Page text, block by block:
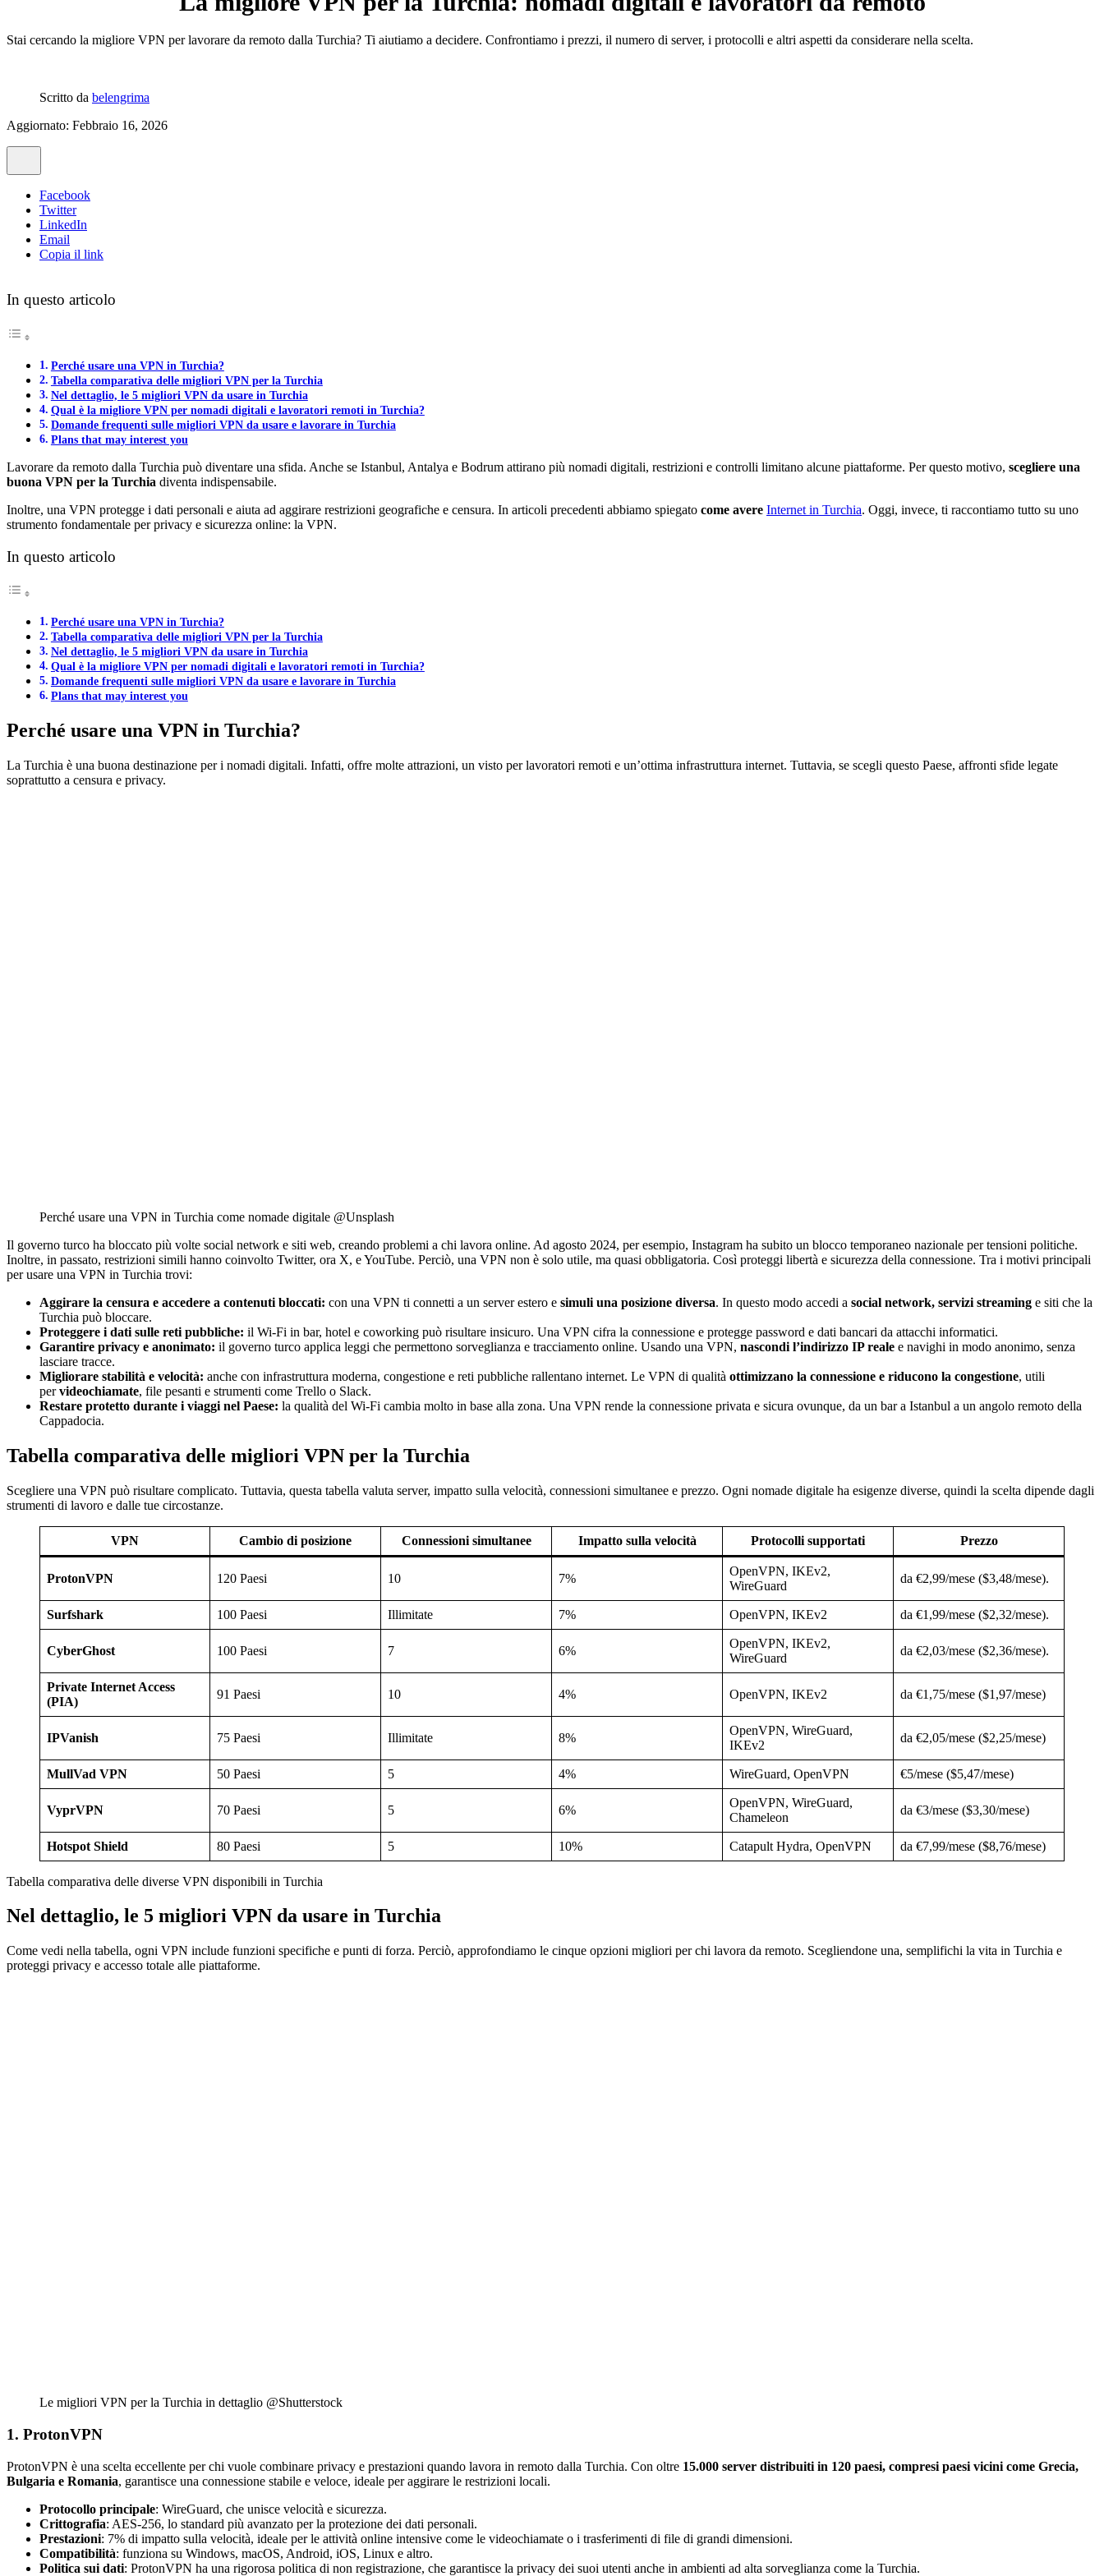
Stai cercando la migliore VPN per lavorare da remoto dalla Turchia? Ti aiutiamo a decidere. Confrontiamo i prezzi, il numero di server, i protocolli e altri aspetti da considerare nella scelta.
Scritto da belengrima
Aggiornato: Febbraio 16, 2026
Facebook
Twitter
LinkedIn
Email
Copia il link
In questo articolo
Perché usare una VPN in Turchia?
Tabella comparativa delle migliori VPN per la Turchia
Nel dettaglio, le 5 migliori VPN da usare in Turchia
Qual è la migliore VPN per nomadi digitali e lavoratori remoti in Turchia?
Domande frequenti sulle migliori VPN da usare e lavorare in Turchia
Plans that may interest you
Lavorare da remoto dalla Turchia può diventare una sfida. Anche se Istanbul, Antalya e Bodrum attirano più nomadi digitali, restrizioni e controlli limitano alcune piattaforme. Per questo motivo, scegliere una
buona VPN per la Turchia diventa indispensabile.
Inoltre, una VPN protegge i dati personali e aiuta ad aggirare restrizioni geografiche e censura. In articoli precedenti abbiamo spiegato come avere Internet in Turchia. Oggi, invece, ti raccontiamo tutto su uno
strumento fondamentale per privacy e sicurezza online: la VPN.
In questo articolo
Perché usare una VPN in Turchia?
Tabella comparativa delle migliori VPN per la Turchia
Nel dettaglio, le 5 migliori VPN da usare in Turchia
Qual è la migliore VPN per nomadi digitali e lavoratori remoti in Turchia?
Domande frequenti sulle migliori VPN da usare e lavorare in Turchia
Plans that may interest you
Perché usare una VPN in Turchia?
La Turchia è una buona destinazione per i nomadi digitali. Infatti, offre molte attrazioni, un visto per lavoratori remoti e un’ottima infrastruttura internet. Tuttavia, se scegli questo Paese, affronti sfide legate
soprattutto a censura e privacy.
Perché usare una VPN in Turchia come nomade digitale @Unsplash
Il governo turco ha bloccato più volte social network e siti web, creando problemi a chi lavora online. Ad agosto 2024, per esempio, Instagram ha subito un blocco temporaneo nazionale per tensioni politiche.
Inoltre, in passato, restrizioni simili hanno coinvolto Twitter, ora X, e YouTube. Perciò, una VPN non è solo utile, ma quasi obbligatoria. Così proteggi libertà e sicurezza della connessione. Tra i motivi principali
per usare una VPN in Turchia trovi:
Aggirare la censura e accedere a contenuti bloccati: con una VPN ti connetti a un server estero e simuli una posizione diversa. In questo modo accedi a social network, servizi streaming e siti che la
Turchia può bloccare.
Proteggere i dati sulle reti pubbliche: il Wi-Fi in bar, hotel e coworking può risultare insicuro. Una VPN cifra la connessione e protegge password e dati bancari da attacchi informatici.
Garantire privacy e anonimato: il governo turco applica leggi che permettono sorveglianza e tracciamento online. Usando una VPN, nascondi l’indirizzo IP reale e navighi in modo anonimo, senza
lasciare tracce.
Migliorare stabilità e velocità: anche con infrastruttura moderna, congestione e reti pubbliche rallentano internet. Le VPN di qualità ottimizzano la connessione e riducono la congestione, utili
pervideochiamate, file pesanti e strumenti come Trello o Slack.
Restare protetto durante i viaggi nel Paese: la qualità del Wi-Fi cambia molto in base alla zona. Una VPN rende la connessione privata e sicura ovunque, da un bar a Istanbul a un angolo remoto della
Cappadocia.
Tabella comparativa delle migliori VPN per la Turchia
Scegliere una VPN può risultare complicato. Tuttavia, questa tabella valuta server, impatto sulla velocità, connessioni simultanee e prezzo. Ogni nomade digitale ha esigenze diverse, quindi la scelta dipende dagli
strumenti di lavoro e dalle tue circostanze.
VPN Cambio di posizione Connessioni simultanee Impatto sulla velocità Protocolli supportati Prezzo
ProtonVPN 120 Paesi 10 7%
OpenVPN, IKEv2,
WireGuard
da €2,99/mese ($3,48/mese).
Surfshark 100 Paesi Illimitate 7% OpenVPN, IKEv2 da €1,99/mese ($2,32/mese).
CyberGhost 100 Paesi 7 6%
OpenVPN, IKEv2,
WireGuard
da €2,03/mese ($2,36/mese).
Private Internet Access
(PIA)
91 Paesi 10 4% OpenVPN, IKEv2 da €1,75/mese ($1,97/mese)
IPVanish 75 Paesi Illimitate 8%
OpenVPN, WireGuard,
IKEv2
da €2,05/mese ($2,25/mese)
MullVad VPN 50 Paesi 5 4% WireGuard, OpenVPN €5/mese ($5,47/mese)
VyprVPN 70 Paesi 5 6%
OpenVPN, WireGuard,
Chameleon
da €3/mese ($3,30/mese)
Hotspot Shield 80 Paesi 5 10% Catapult Hydra, OpenVPN da €7,99/mese ($8,76/mese)
Tabella comparativa delle diverse VPN disponibili in Turchia
Nel dettaglio, le 5 migliori VPN da usare in Turchia
Come vedi nella tabella, ogni VPN include funzioni specifiche e punti di forza. Perciò, approfondiamo le cinque opzioni migliori per chi lavora da remoto. Scegliendone una, semplifichi la vita in Turchia e
proteggi privacy e accesso totale alle piattaforme.
Le migliori VPN per la Turchia in dettaglio @Shutterstock
1. ProtonVPN
ProtonVPN è una scelta eccellente per chi vuole combinare privacy e prestazioni quando lavora in remoto dalla Turchia. Con oltre 15.000 server distribuiti in 120 paesi, compresi paesi vicini come Grecia,
Bulgaria e Romania, garantisce una connessione stabile e veloce, ideale per aggirare le restrizioni locali.
Protocollo principale: WireGuard, che unisce velocità e sicurezza.
Crittografia: AES-256, lo standard più avanzato per la protezione dei dati personali.
Prestazioni: 7% di impatto sulla velocità, ideale per le attività online intensive come le videochiamate o i trasferimenti di file di grandi dimensioni.
Compatibilità: funziona su Windows, macOS, Android, iOS, Linux e altro.
Politica sui dati: ProtonVPN ha una rigorosa politica di non registrazione, che garantisce la privacy dei suoi utenti anche in ambienti ad alta sorveglianza come la Turchia.